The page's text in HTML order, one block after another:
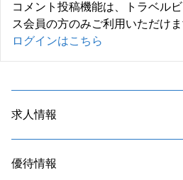
コメント投稿機能は、トラベル
ス会員の方のみご利用いただけま
ログインはこちら
求人情報
優待情報